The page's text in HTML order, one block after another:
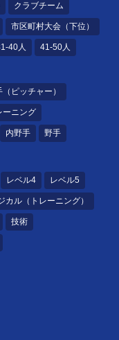
クラブチーム
市区町村大会（下位）
40人 41-50人
（ピッチャー）
ーニング
内野手 野手
レベル4 レベル5
カル（トレーニング）
技術